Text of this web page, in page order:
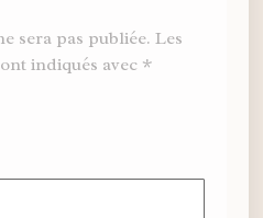
sera pas publiée. Les
indiqués avec *